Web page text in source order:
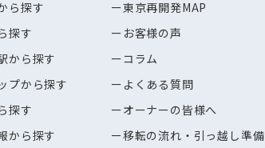
ら探す
探す
から探す
プから探す
探す
から探す
東京再開発MAP
お客様の声
コラム
よくある質問
オーナーの皆様へ
移転の流れ・引っ越し準備